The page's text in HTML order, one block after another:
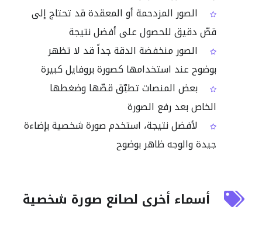
الصور المزدحمة أو المعقدة قد تحتاج إلى
قصّ دقيق للحصول على أفضل نتيجة
الصور منخفضة الدقة جداً قد لا تظهر
بوضوح عند استخدامها كصورة بروفايل كبيرة
بعض المنصات تطبّق قصّها وضغطها
الخاص بعد رفع الصورة
لأفضل نتيجة، استخدم صورة شخصية بإضاءة
جيدة والوجه ظاهر بوضوح
أسماء أخرى لصانع صورة شخصية